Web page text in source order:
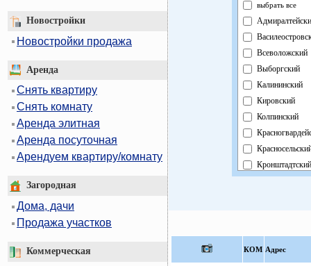
Новостройки
Новостройки продажа
Аренда
Снять квартиру
Снять комнату
Аренда элитная
Аренда посуточная
Арендуем квартиру/комнату
Загородная
Дома, дачи
Продажа участков
Коммерческая
выбрать все
Всеволожский
Выборгский
Калининский
Кировский
Колпинский
Кронштадтский
Павловский
Петроградский
КOМ Адрес